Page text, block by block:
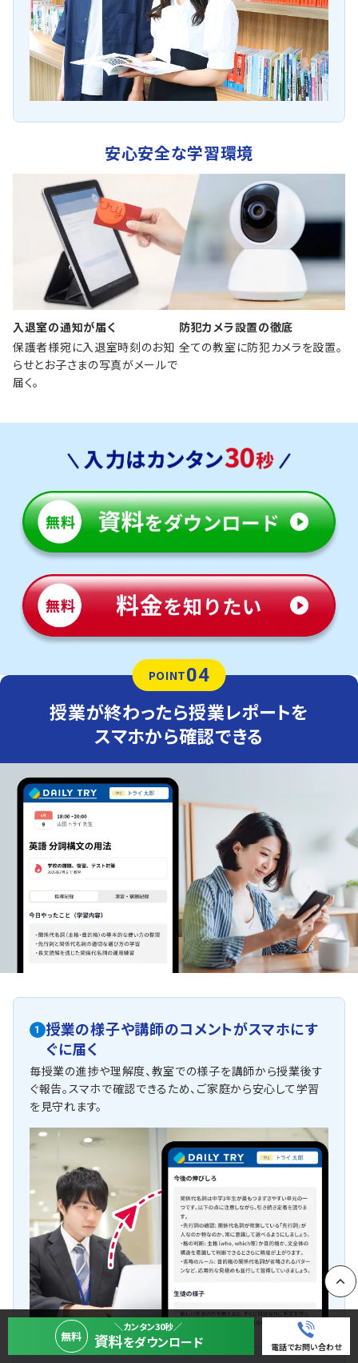
安心安全な学習環境
入退室の通知が届く
保護者様宛に入退室時刻のお知
らせとお子さまの写真がメールで
届く。
防犯カメラ設置の徹底
全ての教室に防犯カメラを設置。
POINT04
授業が終わったら授業レポートを
スマホから確認できる
1
授業の様子や講師のコメントがスマホにす
ぐに届く
毎授業の進捗や理解度、教室での様子を講師から授業後す
ぐ報告。スマホで確認できるため、ご家庭から安心して学習
を見守れます。
無料
＼カンタン30秒／
資料をダウンロード 電話でお問い合わせ